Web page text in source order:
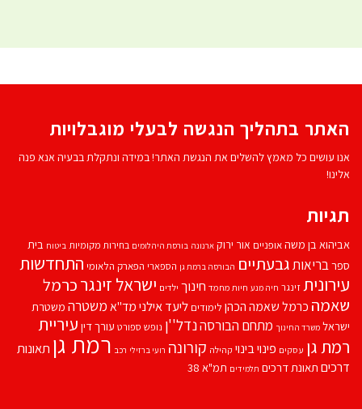
האתר בתהליך הנגשה לבעלי מוגבלויות
אנו עושים כל מאמץ להשלים את הנגשת האתר! במידה ונתקלת בבעיה אנא פנה
אלינו!
תגיות
אביהוא בן משהאופניים אור ירוק ארנונה בורסת היהלומים בחירות מקומיות ביטוח בית
ספרבריאותגבעתיים הבורסה ברמת גן הספארי הפארק הלאומי התחדשות
עירוניתזינגר חיה מנע חיות מחמד חינוך ילדים ישראל זינגרכרמל
שאמה כרמל שאמה הכהן לימודים ליעד אילנימד''אמשטרה משטרת
ישראל משרד החינוך מתחם הבורסהנדל''ן נופש ספורט עורך דין עיריית
רמת גן עסקים פינוי בינוי קהילה קורונה רועי ברזילי רכב רמת גן תאונות
דרכים תאונת דרכים תלמידים תמ"א 38